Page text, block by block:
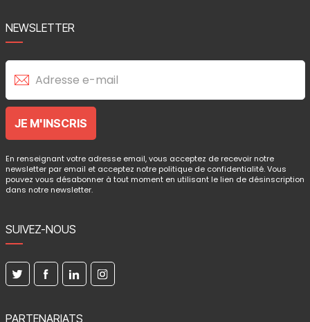
NEWSLETTER
En renseignant votre adresse email, vous acceptez de recevoir notre
newsletter par email et acceptez notre politique de confidentialité. Vous
pouvez vous désabonner à tout moment en utilisant le lien de désinscription
dans notre newsletter.
SUIVEZ-NOUS
PARTENARIATS